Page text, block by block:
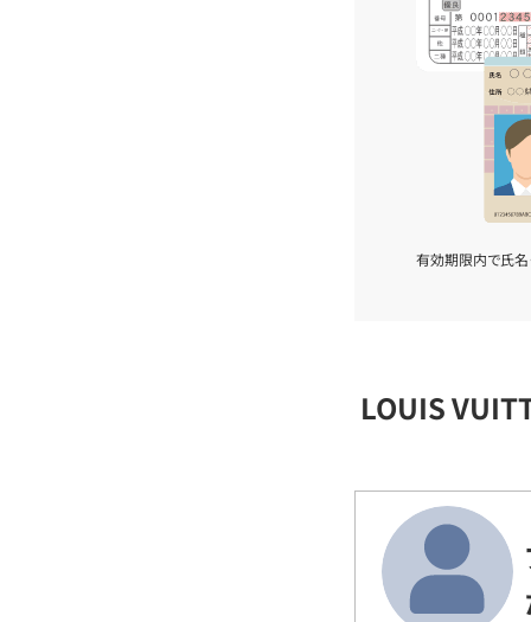
有効期限内で氏名
LOUIS